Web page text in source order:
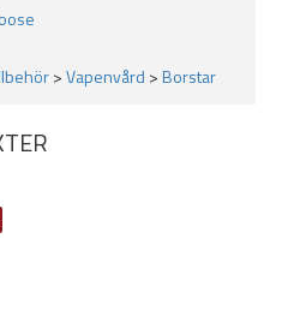
>Vapenvård >Borstar